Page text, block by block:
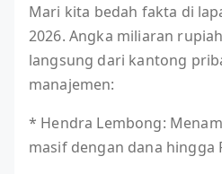
Mari kita bedah fakta di
2026. Angka miliaran
langsung dari kantong
manajemen:
* Hendra Lembong:
masif dengan dana hingga